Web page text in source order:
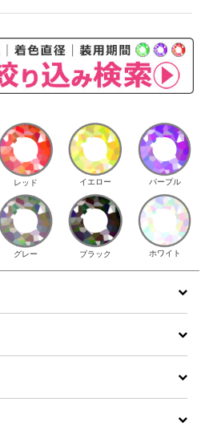
レッド イエロー パープル
グレー ブラック ホワイト